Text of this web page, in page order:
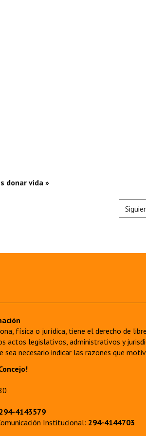
donar vida »
física o jurídica, tiene el derecho de
actos legislativos, administrativos y
sea necesario indicar las razones que
294-4143579
Institucional: 294-4144703